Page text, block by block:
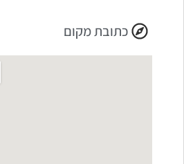
כתובת מקום